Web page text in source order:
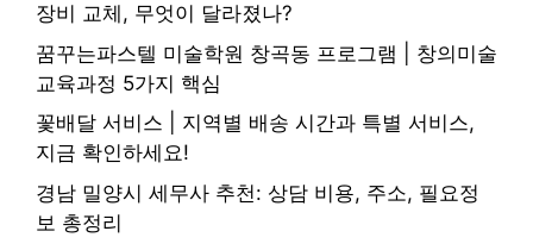
장비 교체, 무엇이 달라졌나?
꿈꾸는파스텔 미술학원 창곡동 프로그램 | 창의미술
교육과정 5가지 핵심
꽃배달 서비스 | 지역별 배송 시간과 특별 서비스,
지금 확인하세요!
경남 밀양시 세무사 추천: 상담 비용, 주소, 필요정
보 총정리